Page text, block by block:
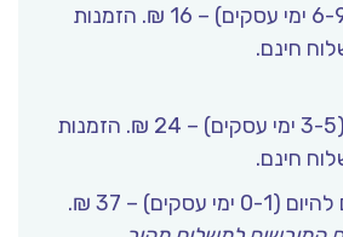
קרובה לביתך (6-9 ימי עסקים) – 16 ₪. הזמנות
שליח עד הבית (3-5 ימי עסקים) – 24 ₪. הזמנות
1 ימי עסקים) – 37 ₪.